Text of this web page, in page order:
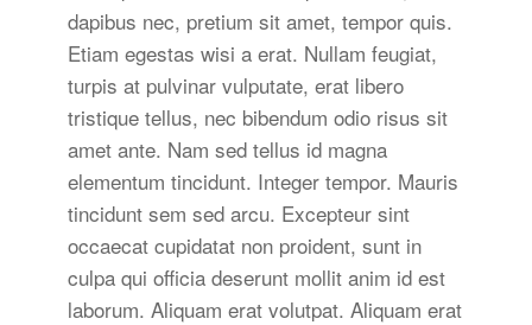
dapibus nec, pretium sit amet, tempor quis.
Etiam egestas wisi a erat. Nullam feugiat,
turpis at pulvinar vulputate, erat libero
tristique tellus, nec bibendum odio risus sit
amet ante. Nam sed tellus id magna
elementum tincidunt. Integer tempor. Mauris
tincidunt sem sed arcu. Excepteur sint
occaecat cupidatat non proident, sunt in
culpa qui officia deserunt mollit anim id est
laborum. Aliquam erat volutpat. Aliquam erat